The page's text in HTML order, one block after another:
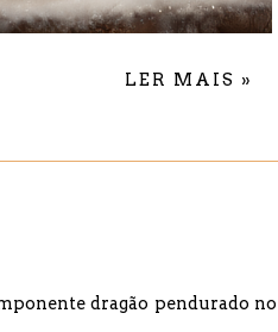
LER MAIS »
dragão pendurado no